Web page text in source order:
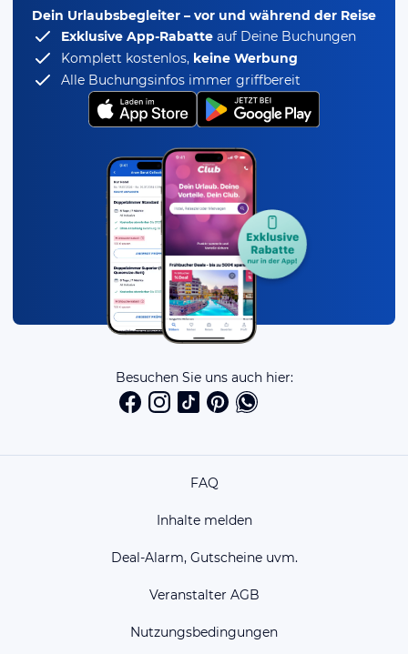
Dein Urlaubsbegleiter – vor und während der Reise
Exklusive App-Rabatte auf Deine Buchungen
Komplett kostenlos, keine Werbung
Alle Buchungsinfos immer griffbereit
Besuchen Sie uns auch hier:
FAQ
Inhalte melden
Deal-Alarm, Gutscheine uvm.
Veranstalter AGB
Nutzungsbedingungen